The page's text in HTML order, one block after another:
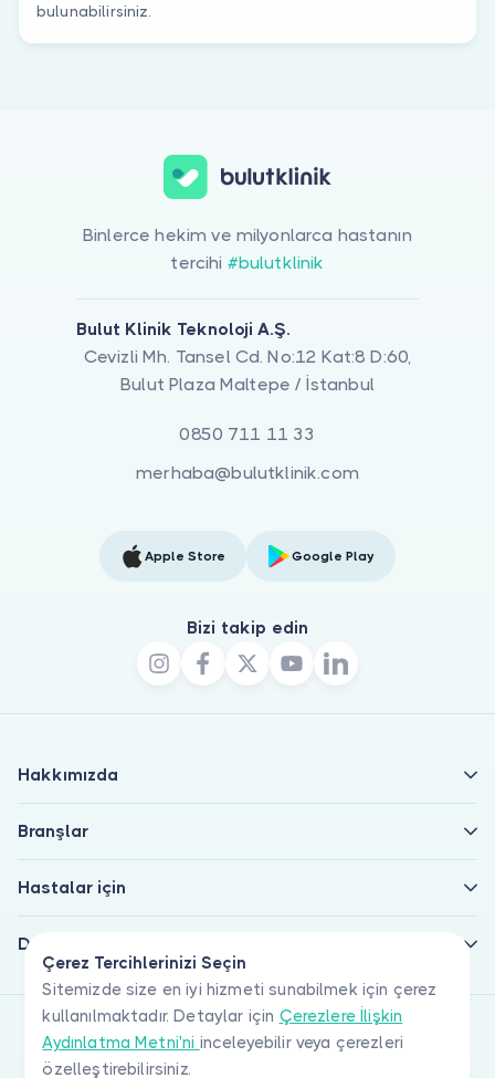
bulunabilirsiniz.
Çerez Tercihlerinizi Seçin
Sitemizde size en iyi hizmeti sunabilmek için çerez
kullanılmaktadır. Detaylar için Çerezlere İlişkin
Aydınlatma Metni'ni inceleyebilir veya çerezleri
özelleştirebilirsiniz.
Binlerce hekim ve milyonlarca hastanın
tercihi #bulutklinik
Bulut Klinik Teknoloji A.Ş.
Cevizli Mh. Tansel Cd. No:12 Kat:8 D:60,
Bulut Plaza Maltepe / İstanbul
0850 711 11 33
merhaba@bulutklinik.com
Apple Store Google Play
Bizi takip edin
Hakkımızda
Branşlar
Hastalar için
Doktorlar için